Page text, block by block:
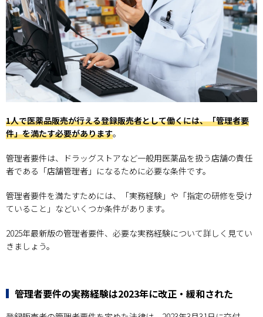
1人で医薬品販売が行える登録販売者として働くには、「管理者要
件」を満たす必要があります。
管理者要件は、ドラッグストアなど一般用医薬品を扱う店舗の責任
者である「店舗管理者」になるために必要な条件です。
管理者要件を満たすためには、「実務経験」や「指定の研修を受け
ていること」などいくつか条件があります。
2025年最新版の管理者要件、必要な実務経験について詳しく見てい
きましょう。
管理者要件の実務経験は2023年に改正・緩和された